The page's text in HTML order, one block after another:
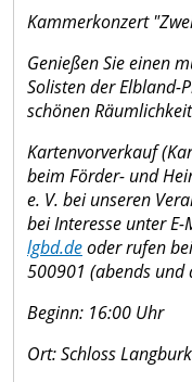
Kammerkonzert
Genießen Sie einen
Solisten der Elbland-
schönen
Kartenvorverkauf
beim Förder- und
e. V. bei unseren
bei Interesse unter E-
lgbd.deoder rufen
500901 (abends und
Beginn: 16:00 Uhr
Ort: Schloss